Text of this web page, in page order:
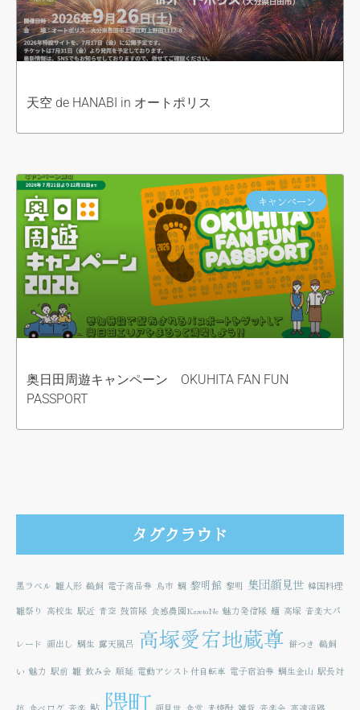
天空 de HANABI in オートポリス
キャンペーン
奥日田周遊キャンペーン OKUHITA FAN FUN
PASSPORT
タグクラウド
黒ラベル 雛人形 鵜飼 電子商品券 鳥市 鯛 黎明館 黎明 集団顔見世 韓国料理
雛祭り 高校生 駅近 青空 鼓笛隊 食感農園KazetoNe 魅力発信隊 麺 高塚 音楽大パ
レード 顔出し 鯛生 露天風呂 高塚愛宕地蔵尊 餅つき 鵜飼
い 魅力 駅前 雛 飲み会 順延 電動アシスト付自転車 電子宿泊券 鯛生金山 駅長対
隈町